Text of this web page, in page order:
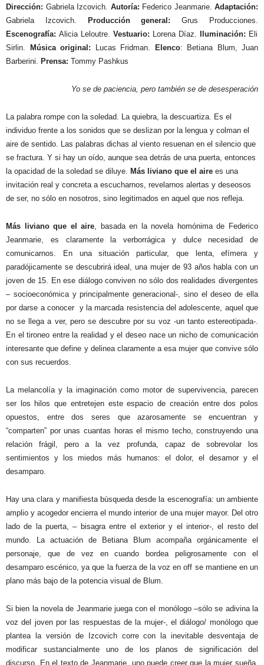
Dirección: Gabriela Izcovich. Autoría: Federico Jeanmarie. Adaptación:
Gabriela Izcovich.
Producción general:Grus Producciones.
Escenografía: Alicia Leloutre. Vestuario: Lorena Díaz. Iluminación: Eli
Sirlin.
Música original: Lucas Fridman. Elenco: Betiana Blum, Juan
Barberini.
Prensa: Tommy Pashkus
Yo se de paciencia, pero también se de desesperación
La palabra rompe con la soledad. La quiebra, la descuartiza. Es el
individuo frente a los sonidos que se deslizan por la lengua y colman el
aire de sentido. Las palabras dichas al viento resuenan en el silencio que
se fractura. Y si hay un oído, aunque sea detrás de una puerta, entonces
la opacidad de la soledad se diluye.
Más liviano que el aire es una
invitación real y concreta a escucharnos, revelarnos alertas y deseosos
de ser, no sólo en nosotros, sino legitimados en aquel que nos refleja.
Más liviano que el aire , basada en la novela homónima de Federico
Jeanmarie, es claramente la verborrágica y dulce necesidad de
comunicarnos. En una situación particular, que lenta, efímera y
paradójicamente se descubrirá ideal, una mujer de 93 años habla con un
joven de 15. En ese diálogo conviven no sólo dos realidades divergentes
– socioeconómica y principalmente generacional-, sino el deseo de ella
por darse a conocer y la marcada resistencia del adolescente, aquel que
no se llega a ver, pero se descubre por su voz -un tanto estereotipada-.
En el tironeo entre la realidad y el deseo nace un nicho de comunicación
interesante que define y delinea claramente a esa mujer que convive sólo
con sus recuerdos.
La melancolía y la imaginación como motor de supervivencia, parecen
ser los hilos que entretejen este espacio de creación entre dos polos
opuestos, entre dos seres que azarosamente se encuentran y
“comparten” por unas cuantas horas el mismo techo, construyendo una
relación frágil, pero a la vez profunda, capaz de sobrevolar los
sentimientos y los miedos más humanos: el dolor, el desamor y el
desamparo.
Hay una clara y manifiesta búsqueda desde la escenografía: un ambiente
amplio y acogedor encierra el mundo interior de una mujer mayor. Del otro
lado de la puerta, – bisagra entre el exterior y el interior-, el resto del
mundo. La actuación de Betiana Blum acompaña orgánicamente el
personaje, que de vez en cuando bordea peligrosamente con el
desamparo escénico, ya que la fuerza de la voz en off se mantiene en un
plano más bajo de la potencia visual de Blum.
Si bien la novela de Jeanmarie juega con el monólogo –sólo se adivina la
voz del joven por las respuestas de la mujer-, el diálogo/ monólogo que
plantea la versión de Izcovich corre con la inevitable desventaja de
modificar sustancialmente uno de los planos de significación del
discurso. En el texto de Jeanmarie, uno puede creer que la mujer sueña,